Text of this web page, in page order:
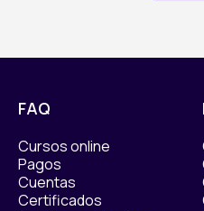
FAQ
Cursos online
Pagos
Cuentas
Certificados